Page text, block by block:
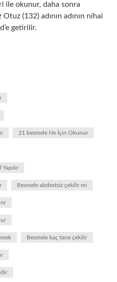
ile okunur, daha sonra
(132) adının adının nihai
getirilir.
21 besmele Ne İçin Okunur
Besmele abdestsiz çekilir mi
Besmele kaç tane çekilir